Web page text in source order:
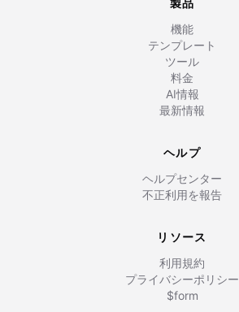
製品
機能
テンプレート
ツール
料金
AI情報
最新情報
ヘルプ
ヘルプセンター
不正利用を報告
リソース
利用規約
プライバシーポリシー
$form